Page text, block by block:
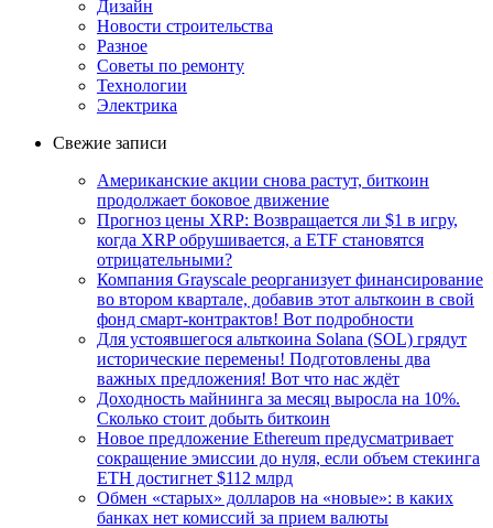
Дизайн
Новости строительства
Разное
Советы по ремонту
Технологии
Электрика
Свежие записи
Американские акции снова растут, биткоин
продолжает боковое движение
Прогноз цены XRP: Возвращается ли $1 в игру,
когда XRP обрушивается, а ETF становятся
отрицательными?
Компания Grayscale реорганизует финансирование
во втором квартале, добавив этот альткоин в свой
фонд смарт-контрактов! Вот подробности
Для устоявшегося альткоина Solana (SOL) грядут
исторические перемены! Подготовлены два
важных предложения! Вот что нас ждёт
Доходность майнинга за месяц выросла на 10%.
Сколько стоит добыть биткоин
Новое предложение Ethereum предусматривает
сокращение эмиссии до нуля, если объем стекинга
ETH достигнет $112 млрд
Обмен «старых» долларов на «новые»: в каких
банках нет комиссий за прием валюты